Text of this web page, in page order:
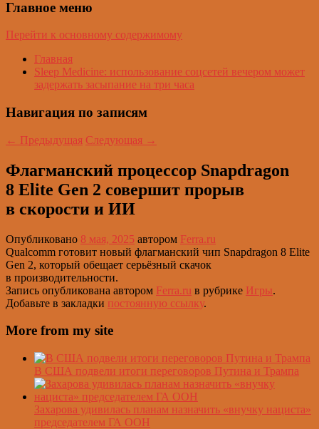
Главное меню
Перейти к основному содержимому
Главная
Sleep Medicine: использование соцсетей вечером может
задержать засыпание на три часа
Навигация по записям
← Предыдущая Следующая →
Флагманский процессор Snapdragon
8 Elite Gen 2 совершит прорыв
в скорости и ИИ
Опубликовано 8 мая, 2025 автором Ferra.ru
Qualcomm готовит новый флагманский чип Snapdragon 8 Elite
Gen 2, который обещает серьёзный скачок
в производительности.
Запись опубликована автором Ferra.ru в рубрике Игры.
Добавьте в закладки постоянную ссылку.
More from my site
В США подвели итоги переговоров Путина и Трампа
Захарова удивилась планам назначить «внучку нациста»
председателем ГА ООН